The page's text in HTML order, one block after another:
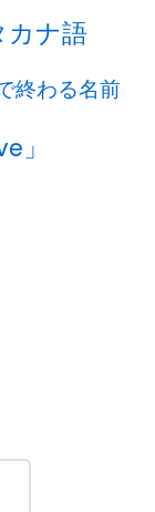
カナ語
終わる名前
」